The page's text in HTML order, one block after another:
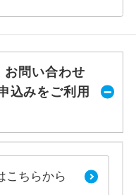
お問い合わせ
込みをご利用
こちらから